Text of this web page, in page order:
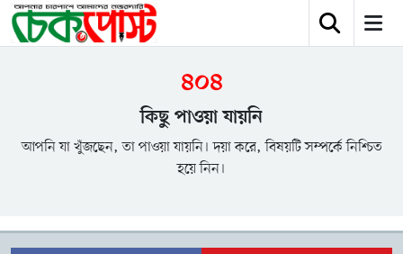
৪০৪
কিছু পাওয়া যায়নি
আপনি যা খুঁজছেন, তা পাওয়া যায়নি। দয়া করে, বিষয়টি সম্পর্কে নিশ্চিত
হয়ে নিন।